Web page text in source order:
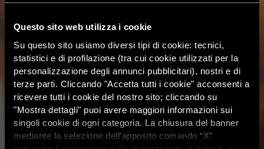
Questo sito web utilizza i cookie
Su questo sito usiamo diversi tipi di cookie: tecnici,
statistici e di profilazione (tra cui cookie utilizzati per la
personalizzazione degli annunci pubblicitari), nostri e di
terze parti. Cliccando "Accetta tutti i cookie" acconsenti a
ricevere tutti i cookie del nostro sito; cliccando su
"Mostra dettagli" puoi avere maggiori informazioni sui
singoli cookie di ogni categoria. La chiusura del banner
mediante la selezione dell'apposito comando “X”